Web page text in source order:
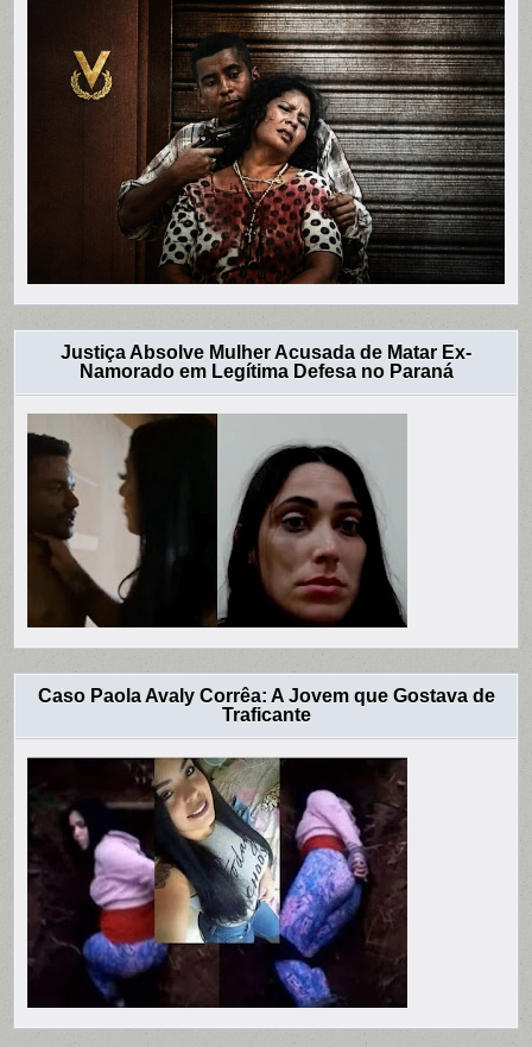
Justiça Absolve Mulher Acusada de Matar Ex-
Namorado em Legítima Defesa no Paraná
Caso Paola Avaly Corrêa: A Jovem que Gostava de
Traficante